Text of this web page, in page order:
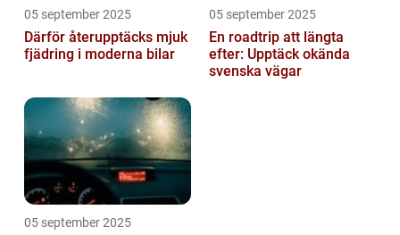
05 september 2025
Därför återupptäcks mjuk
fjädring i moderna bilar
05 september 2025
En roadtrip att längta
efter: Upptäck okända
svenska vägar
05 september 2025